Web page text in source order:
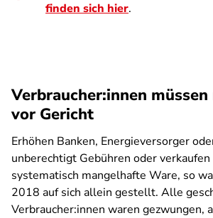
finden sich hier.
Verbraucher:innen
vor Gericht
Erhöhen Banken, Energieversorger
unberechtigt Gebühren oder
systematisch mangelhafte Ware, so
2018 auf sich allein gestellt. Alle
Verbraucher:innen waren gezwungen,